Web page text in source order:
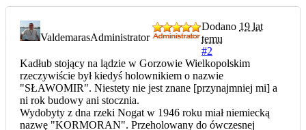
ValdemarasAdministrator
Dodano 19 lat
temu
#2
Kadłub stojący na lądzie w Gorzowie Wielkopolskim
rzeczywiście był kiedyś holownikiem o nazwie
"SŁAWOMIR". Niestety nie jest znane [przynajmniej mi] a
ni rok budowy ani stocznia.
Wydobyty z dna rzeki Nogat w 1946 roku miał niemiecką
nazwę "KORMORAN". Przeholowany do ówczesnej